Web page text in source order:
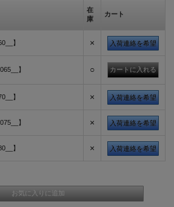
在
庫
カート
】 × 入荷連絡を希望
】 ○
】 × 入荷連絡を希望
】 × 入荷連絡を希望
】 × 入荷連絡を希望